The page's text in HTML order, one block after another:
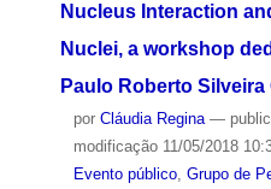
Nucleus Interaction
Nuclei, a workshop
Paulo Roberto Silveira
por Cláudia Regina —
modificação11/05/2018
Evento público, Grupo de